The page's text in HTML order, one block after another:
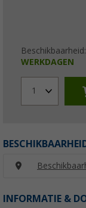
Beschikbaarheid:
WERKDAGEN
1
INFORMATIE &